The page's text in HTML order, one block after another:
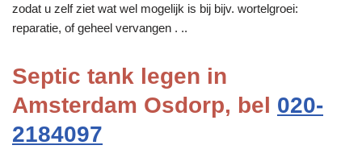
zodat u zelf ziet wat wel mogelijk is bij bijv. wortelgroei:
reparatie, of geheel vervangen . ..
Septic tank legen in
Amsterdam Osdorp, bel 020-
2184097